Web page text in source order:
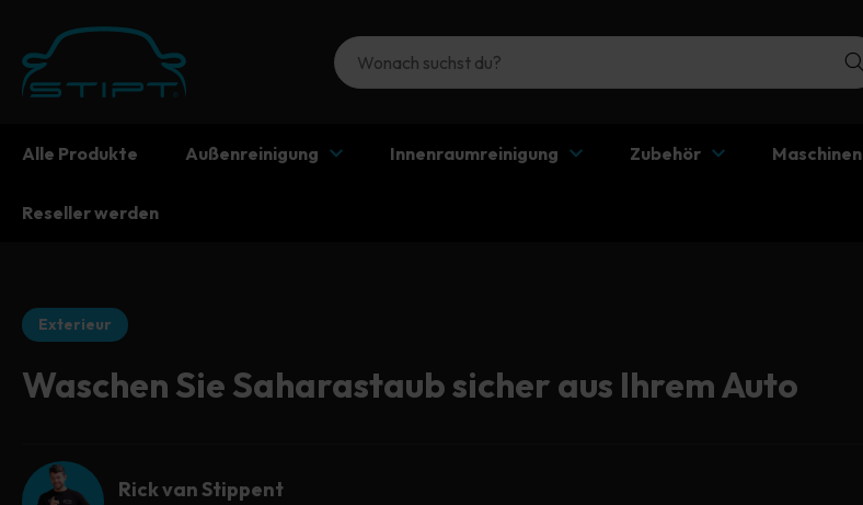
Alle Produkte Außenreinigung Innenraumreinigung Zubehör Maschinen
Reseller werden
Exterieur
Waschen Sie Saharastaub sicher aus Ihrem Auto
Rick van Stippent